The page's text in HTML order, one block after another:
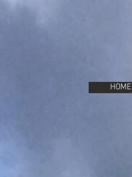
Property Management Azores
HOME